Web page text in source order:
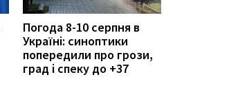
Погода 8-10 серпня в
Україні: синоптики
попередили про грози,
град і спеку до +37